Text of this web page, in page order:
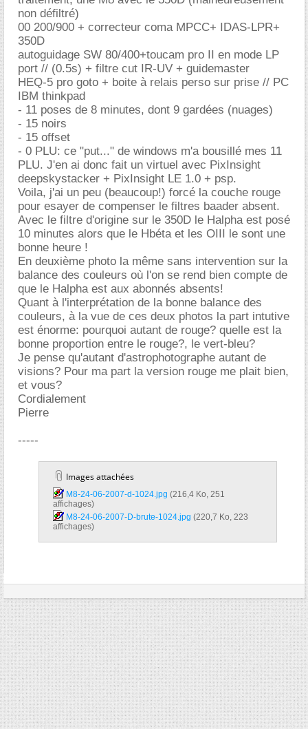
non défiltré)
00 200/900 + correcteur coma MPCC+ IDAS-LPR+
350D
autoguidage SW 80/400+toucam pro II en mode LP
port // (0.5s) + filtre cut IR-UV + guidemaster
HEQ-5 pro goto + boite à relais perso sur prise // PC
IBM thinkpad
- 11 poses de 8 minutes, dont 9 gardées (nuages)
- 15 noirs
- 15 offset
- 0 PLU: ce "put..." de windows m'a bousillé mes 11
PLU. J'en ai donc fait un virtuel avec PixInsight
deepskystacker + PixInsight LE 1.0 + psp.
Voila, j'ai un peu (beaucoup!) forcé la couche rouge
pour esayer de compenser le filtres baader absent.
Avec le filtre d'origine sur le 350D le Halpha est posé
10 minutes alors que le Hbéta et les OIII le sont une
bonne heure !
En deuxième photo la même sans intervention sur la
balance des couleurs où l'on se rend bien compte de
que le Halpha est aux abonnés absents!
Quant à l'interprétation de la bonne balance des
couleurs, à la vue de ces deux photos la part intutive
est énorme: pourquoi autant de rouge? quelle est la
bonne proportion entre le rouge?, le vert-bleu?
Je pense qu'autant d'astrophotographe autant de
visions? Pour ma part la version rouge me plait bien,
et vous?
Cordialement
Pierre
-----
Images attachées
M8-24-06-2007-d-1024.jpg‎
affichages)
M8-24-06-2007-D-brute-1024.jpg‎
affichages)